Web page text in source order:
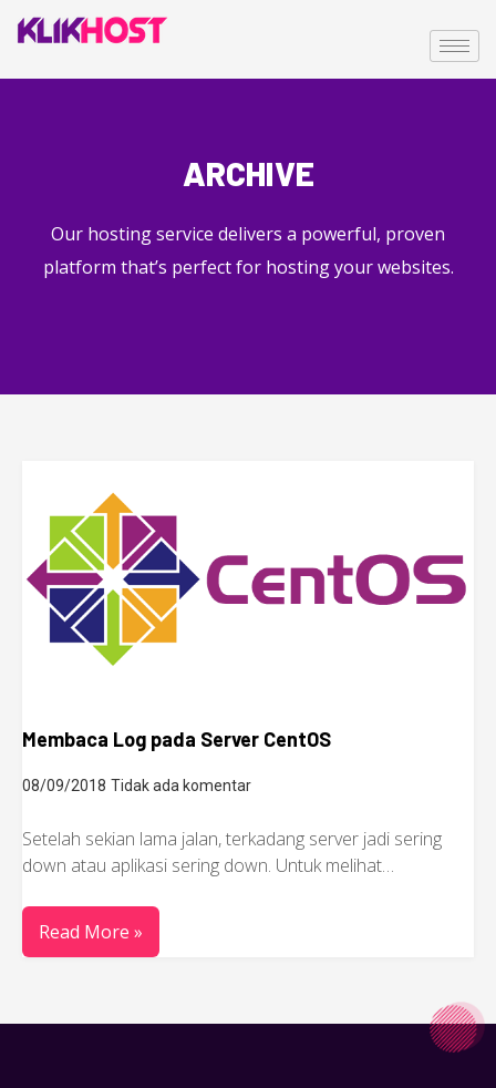
ARCHIVE
Our hosting service delivers a powerful, proven
platform that’s perfect for hosting your websites.
Membaca Log pada Server CentOS
08/09/2018 Tidak ada komentar
Setelah sekian lama jalan, terkadang server jadi sering
down atau aplikasi sering down. Untuk melihat…
Read More »